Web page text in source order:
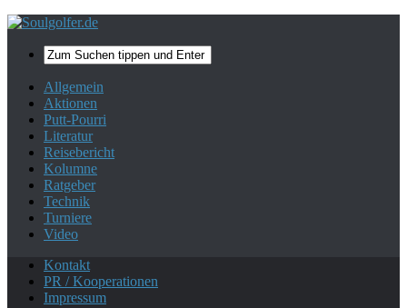
Allgemein
Aktionen
Putt-Pourri
Literatur
Reisebericht
Kolumne
Ratgeber
Technik
Turniere
Video
Kontakt
PR / Kooperationen
Impressum
Mehr zum Datenschutz. Ok, danke!